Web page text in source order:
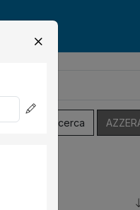
Salva Ricerca